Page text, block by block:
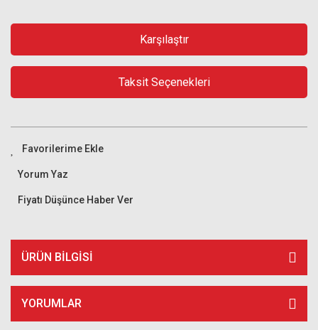
Karşılaştır
Taksit Seçenekleri
Yorum Yaz
Fiyatı Düşünce Haber Ver
ÜRÜN BILGISI
YORUMLAR